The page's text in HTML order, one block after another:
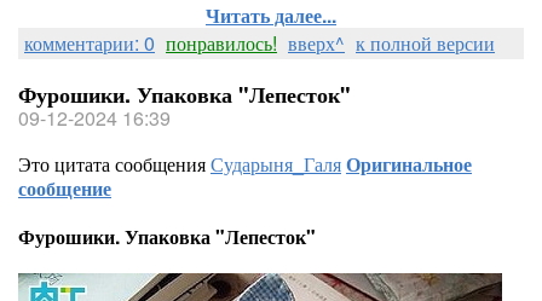
Читать далее...
комментарии: 0 понравилось! вверх^ к полной версии
Фурошики. Упаковка "Лепесток"
09-12-2024 16:39
Это цитата сообщенияСударыня_ГаляОригинальное
сообщение
Фурошики. Упаковка "Лепесток"